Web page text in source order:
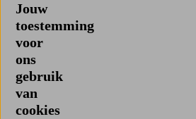
Jouw
toestemming
voor
ons
gebruik
van
cookies